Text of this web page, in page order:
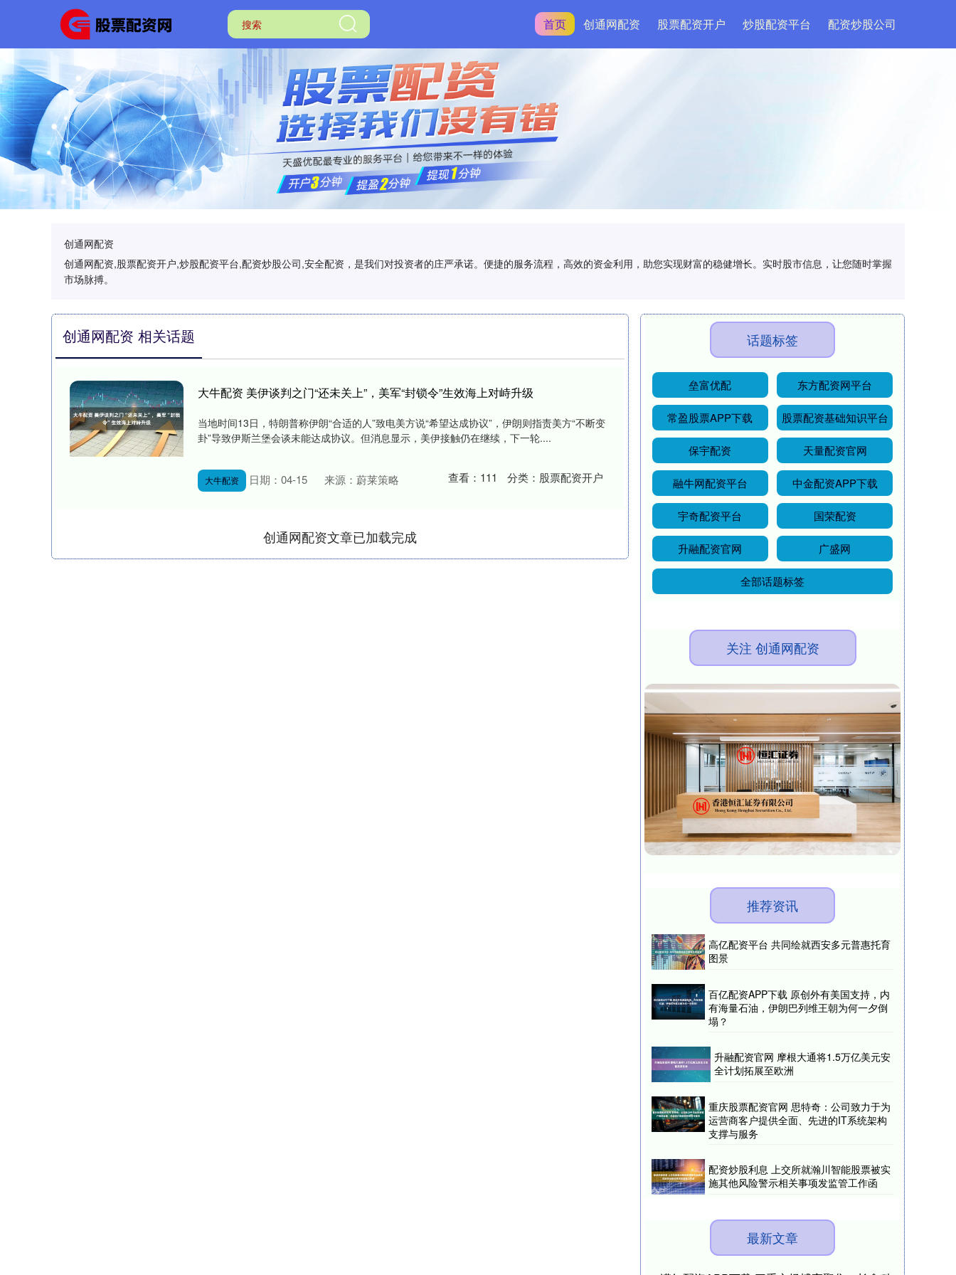
首页 创通网配资 股票配资开户 炒股配资平台 配资炒股公司
创通网配资
创通网配资,股票配资开户,炒股配资平台,配资炒股公司,安全配资，是我们对投资者的庄严承诺。便捷的服务流程，高效的资金利用，助您实现财富的稳健增长。实时股市信息，让您随时掌握
市场脉搏。
创通网配资 相关话题
大牛配资 美伊谈判之门“还未关上”，美军“封锁令”生效海上对峙升级
当地时间13日，特朗普称伊朗“合适的人”致电美方说“希望达成协议”，伊朗则指责美方“不断变
卦”导致伊斯兰堡会谈未能达成协议。但消息显示，美伊接触仍在继续，下一轮....
大牛配资 日期：04-15 来源：蔚莱策略 查看： 111 分类： 股票配资开户
创通网配资文章已加载完成
话题标签
垒富优配 东方配资网平台
常盈股票APP下载 股票配资基础知识平台
保宇配资 天量配资官网
融牛网配资平台 中金配资APP下载
宇奇配资平台 国荣配资
升融配资官网 广盛网
全部话题标签
关注 创通网配资
推荐资讯
高亿配资平台 共同绘就西安多元普惠托育
图景
百亿配资APP下载 原创外有美国支持，内
有海量石油，伊朗巴列维王朝为何一夕倒
塌？
升融配资官网 摩根大通将1.5万亿美元安
全计划拓展至欧洲
重庆股票配资官网 思特奇：公司致力于为
运营商客户提供全面、先进的IT系统架构
支撑与服务
配资炒股利息 上交所就瀚川智能股票被实
施其他风险警示相关事项发监管工作函
最新文章